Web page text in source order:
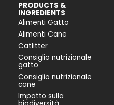
PRODUCTS &
INGREDIENTS
Alimenti Gatto
Alimenti Cane
Catlitter
Consiglio nutrizionale
gatto
Consiglio nutrizionale
cane
Impatto sulla